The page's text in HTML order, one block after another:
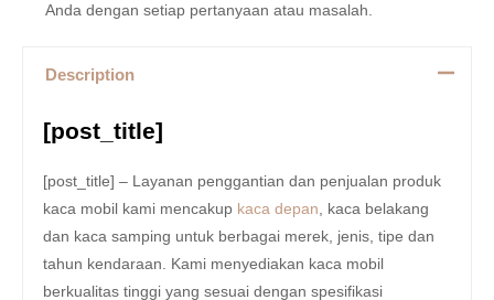
Anda dengan setiap pertanyaan atau masalah.
Description
[post_title]
[post_title] – Layanan penggantian dan penjualan produk
kaca mobil kami mencakup kaca depan , kaca belakang
dan kaca samping untuk berbagai merek, jenis, tipe dan
tahun kendaraan. Kami menyediakan kaca mobil
berkualitas tinggi yang sesuai dengan spesifikasi